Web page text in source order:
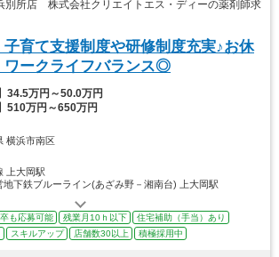
所店 株式会社クリエイトエス・ディーの薬剤師求
子育て支援制度や研修制度充実♪お休
ワークライフバランス◎
34.5万円～50.0万円
510万円～650万円
横浜市南区
上大岡駅
地下鉄ブルーライン(あざみ野－湘南台) 上大岡駅
も応募可能 残業月10ｈ以下
住宅補助（手当）あり
スキルアップ 店舗数30以上 積極採用中